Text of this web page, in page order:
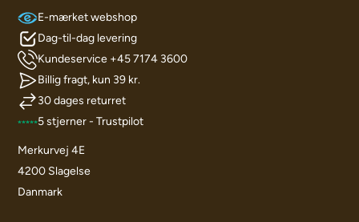
E-mærket webshop
Dag-til-dag levering
Kundeservice +45 7174 3600
Billig fragt, kun 39 kr.
30 dages returret
5 stjerner - Trustpilot
Merkurvej 4E
4200 Slagelse
Danmark